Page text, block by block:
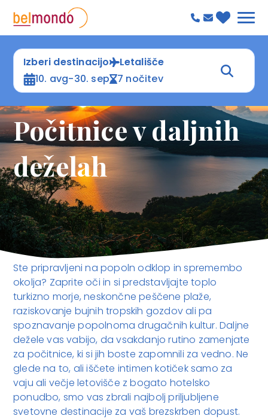
Izberi destinacijo
Letališče
10. avg-30. sep
7 nočitev
Počitnice v daljnih
deželah
Ste pripravljeni na popoln odklop in spremembo
okolja? Zaprite oči in si predstavljajte toplo
turkizno morje, neskončne peščene plaže,
raziskovanje bujnih tropskih gozdov ali pa
spoznavanje popolnoma drugačnih kultur. Daljne
dežele vas vabijo, da vsakdanjo rutino zamenjate
za počitnice, ki si jih boste zapomnili za vedno. Ne
glede na to, ali iščete intimen kotiček samo za
vaju ali večje letovišče z bogato hotelsko
ponudbo, smo vas zbrali najbolj priljubljene
svetovne destinacije za vaš brezskrben dopust.